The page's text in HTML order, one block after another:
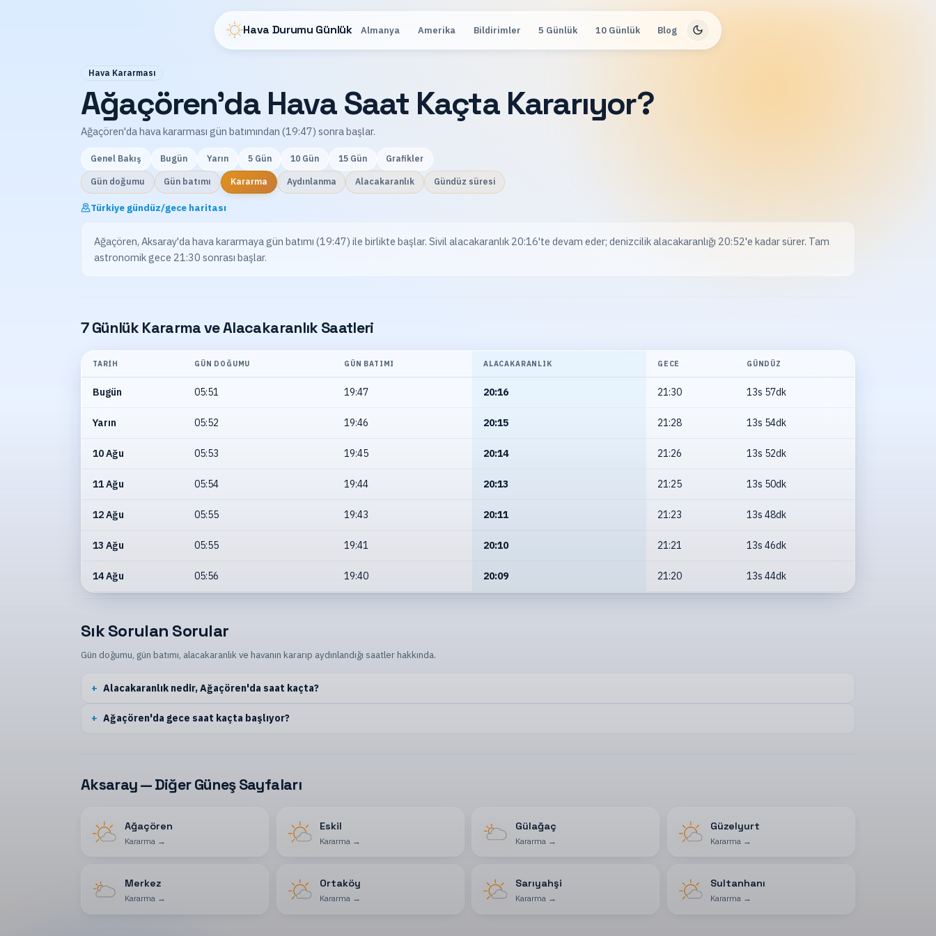
Hava Durumu Günlük Almanya Amerika Bildirimler 5 Günlük 10 Günlük Blog
Hava Kararması
Ağaçören'da Hava Saat Kaçta Kararıyor?
Ağaçören'da hava kararması gün batımından (19:47) sonra başlar.
Genel Bakış Bugün Yarın 5 Gün 10 Gün 15 Gün Grafikler
Gün doğumu Gün batımı Kararma Aydınlanma Alacakaranlık Gündüz süresi
Türkiye gündüz/gece haritası
Ağaçören, Aksaray'da hava kararmaya gün batımı (19:47) ile birlikte başlar. Sivil alacakaranlık 20:16'te devam eder; denizcilik alacakaranlığı 20:52'e kadar sürer. Tam
astronomik gece 21:30 sonrası başlar.
7 Günlük Kararma ve Alacakaranlık Saatleri
TARIH GÜN DOĞUMU GÜN BATIMI ALACAKARANLIK GECE GÜNDÜZ
Bugün 05:51 19:47 20:16 21:30 13s 57dk
Yarın 05:52 19:46 20:15 21:28 13s 54dk
10 Ağu 05:53 19:45 20:14 21:26 13s 52dk
11 Ağu 05:54 19:44 20:13 21:25 13s 50dk
12 Ağu 05:55 19:43 20:11 21:23 13s 48dk
13 Ağu 05:55 19:41 20:10 21:21 13s 46dk
14 Ağu 05:56 19:40 20:09 21:20 13s 44dk
Sık Sorulan Sorular
Gün doğumu, gün batımı, alacakaranlık ve havanın kararıp aydınlandığı saatler hakkında.
Alacakaranlık nedir, Ağaçören'da saat kaçta?
Ağaçören'da gece saat kaçta başlıyor?
Aksaray — Diğer Güneş Sayfaları
Ağaçören
Kararma →
Eskil
Kararma →
Gülağaç
Kararma →
Güzelyurt
Kararma →
Merkez
Kararma→
Ortaköy
Kararma →
Sarıyahşi
Kararma→
Sultanhanı
Kararma →